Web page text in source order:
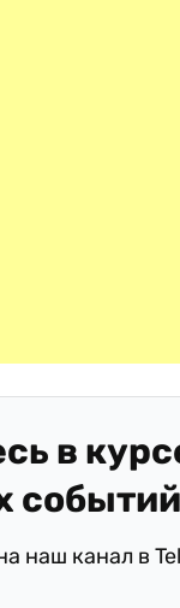
в
наш канал в